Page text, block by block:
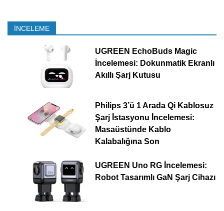
İNCELEME
UGREEN EchoBuds Magic
İncelemesi: Dokunmatik Ekranlı
Akıllı Şarj Kutusu
Philips 3’ü 1 Arada Qi Kablosuz
Şarj İstasyonu İncelemesi:
Masaüstünde Kablo
Kalabalığına Son
UGREEN Uno RG İncelemesi:
Robot Tasarımlı GaN Şarj Cihazı